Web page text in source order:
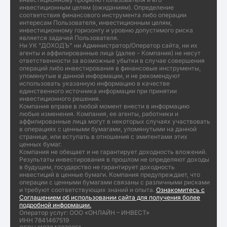
инвестиционным целям (ожиданиям). Определение
соответствия финансового инструмента либо операции
интересам Пользователя, инвестиционным целям,
инвестиционному горизонту и уровню допустимого риска
является задачей Пользователя.
Ни УК "ДОХОДЪ" ни Администратор/Оператор сайта, ни их
агенты и аффилированные лица (далее - Компания) не несут
ответственности за возможные убытки в случае совершения
операций либо инвестирования в финансовые инструменты,
упомянутые в данной информации, и не рекомендуют
использовать указанную информацию в качестве
единственного источника информации при принятии
инвестиционного решения.
Компания вправе в любой момент внести в информацию
любые изменения. Компания, ее агенты, работники и
аффилированные лица могут в некоторых случаях участвовать
в операциях с ценными бумагами, упомянутыми на данной
странице, или вступать в отношения с эмитентами этих
ценных бумаг.
Компания не обещает и не гарантирует доходность вложений.
Результаты инвестирования в прошлом не определяют доходы
в будущем, государство не гарантирует доходность
инвестиций в ценные бумаги. Компания предупреждает, что
операции с ценными бумагами связаны с различными рисками
и требуют соответствующих знаний и опыта. Ознакомитесь с
Соглашением об использовании сайта для получения более
подробной информации.
Оператор услуг: ООО «ОНЛАЙН – ИНВЕСТ»
ИНН 7841467519